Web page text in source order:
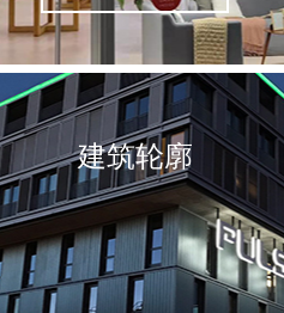
建筑轮廓